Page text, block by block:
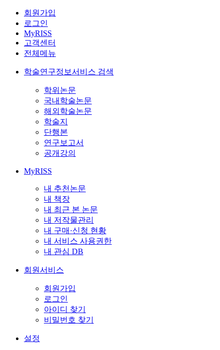
회원가입
로그인
MyRISS
고객센터
전체메뉴
학술연구정보서비스 검색
학위논문
국내학술논문
해외학술논문
학술지
단행본
연구보고서
공개강의
MyRISS
내 추천논문
내 책장
내 최근 본 논문
내 저작물관리
내 구매·신청 현황
내 서비스 사용권한
내 관심 DB
회원서비스
회원가입
로그인
아이디 찾기
비밀번호 찾기
설정